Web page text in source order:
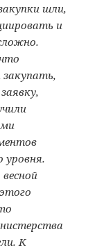
шли,
и
уровня.
К